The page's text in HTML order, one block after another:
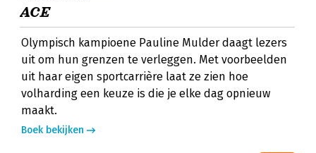
ACE
Olympisch kampioene Pauline Mulder daagt lezers
uit om hun grenzen te verleggen. Met voorbeelden
uit haar eigen sportcarrière laat ze zien hoe
volharding een keuze is die je elke dag opnieuw
maakt.
Boek bekijken